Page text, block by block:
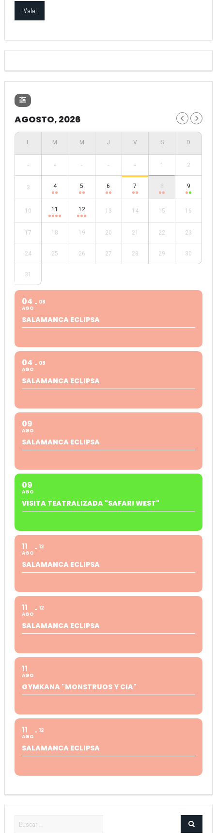
AGOSTO, 2026
- - - - - 1 2
3 4 5 6 7 8 9
10 11 12 13 14 15 16
17 18 19 20 21 22 23
24 25 26 27 28 29 30
31
04
AGO
08
SALAMANCA ECLIPSA
04
AGO
08
SALAMANCA ECLIPSA
09
AGO
SALAMANCA ECLIPSA
09
AGO
VISITA TEATRALIZADA "SAFARI WEST"
11
AGO
12
SALAMANCA ECLIPSA
11
AGO
12
SALAMANCA ECLIPSA
11
AGO
GYMKANA "MONSTRUOS Y CIA"
11
AGO
12
SALAMANCA ECLIPSA